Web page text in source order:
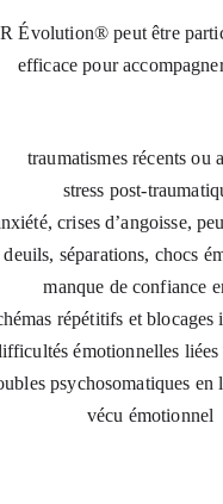
Évolution® peut être
efficace pour
traumatismes récents ou
stress post-
crises d’angoisse,
deuils, séparations, chocs
manque de confiance
répétitifs et blocages
émotionnelles liées
psychosomatiques en
vécu émotionnel